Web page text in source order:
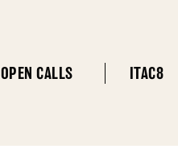
OPEN CALLS ITAC8